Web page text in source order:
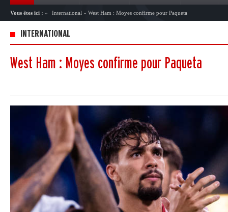
Vous êtes ici : » International » West Ham : Moyes confirme pour Paqueta
INTERNATIONAL
West Ham : Moyes confirme pour Paqueta